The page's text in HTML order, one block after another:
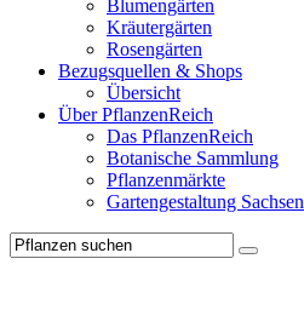
Blumengärten
Kräutergärten
Rosengärten
Bezugsquellen & Shops
Übersicht
Über PflanzenReich
Das PflanzenReich
Botanische Sammlung
Pflanzenmärkte
Gartengestaltung Sachsen